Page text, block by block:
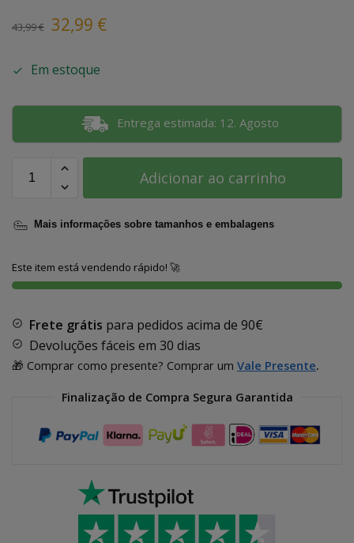
43,99€ 32,99 €
Em estoque
Entrega estimada: 12. Agosto
Adicionar ao carrinho
Mais informações sobre tamanhos e embalagens
Este item está vendendo rápido! 🚀
Frete grátis para pedidos acima de 90€
Devoluções fáceis em 30 dias
🎁 Comprar como presente? Comprar um Vale Presente.
Finalização de Compra Segura Garantida